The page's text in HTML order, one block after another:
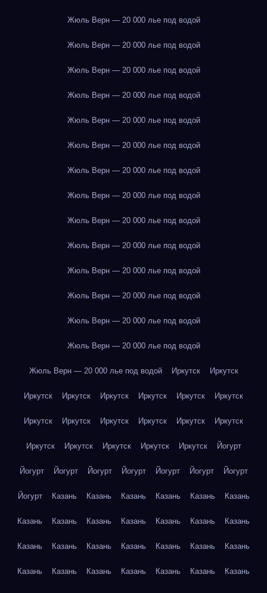
Жюль Верн — 20 000 лье под водой
Жюль Верн — 20 000 лье под водой
Жюль Верн — 20 000 лье под водой
Жюль Верн — 20 000 лье под водой
Жюль Верн — 20 000 лье под водой
Жюль Верн — 20 000 лье под водой
Жюль Верн — 20 000 лье под водой
Жюль Верн — 20 000 лье под водой
Жюль Верн — 20 000 лье под водой
Жюль Верн — 20 000 лье под водой
Жюль Верн — 20 000 лье под водой
Жюль Верн — 20 000 лье под водой
Жюль Верн — 20 000 лье под водой
Жюль Верн — 20 000 лье под водой
Жюль Верн — 20 000 лье под водой Иркутск Иркутск
Иркутск Иркутск Иркутск Иркутск Иркутск Иркутск
Иркутск Иркутск Иркутск Иркутск Иркутск Иркутск
Иркутск Иркутск Иркутск Иркутск Иркутск Йогурт
Йогурт Йогурт Йогурт Йогурт Йогурт Йогурт Йогурт
Йогурт Казань Казань Казань Казань Казань Казань
Казань Казань Казань Казань Казань Казань Казань
Казань Казань Казань Казань Казань Казань Казань
Казань Казань Казань Казань Казань Казань Казань